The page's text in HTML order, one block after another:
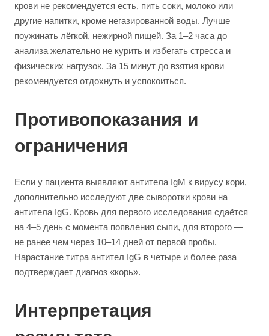
крови не рекомендуется есть, пить соки, молоко или
другие напитки, кроме негазированной воды. Лучше
поужинать лёгкой, нежирной пищей. За 1–2 часа до
анализа желательно не курить и избегать стресса и
физических нагрузок. За 15 минут до взятия крови
рекомендуется отдохнуть и успокоиться.
Противопоказания и
ограничения
Если у пациента выявляют антитела IgM к вирусу кори,
дополнительно исследуют две сыворотки крови на
антитела IgG. Кровь для первого исследования сдаётся
на 4–5 день с момента появления сыпи, для второго —
не ранее чем через 10–14 дней от первой пробы.
Нарастание титра антител IgG в четыре и более раза
подтверждает диагноз «корь».
Интерпретация